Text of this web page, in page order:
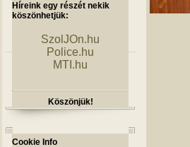
Híreink egy részét nekik
köszönhetjük:
SzolJOn.hu
Police.hu
MTI.hu
Köszönjük!
Cookie Info